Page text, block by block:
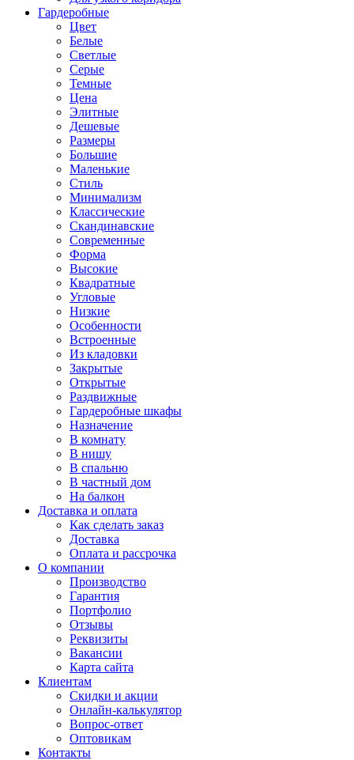
Гардеробные
Цвет
Белые
Светлые
Серые
Темные
Цена
Элитные
Дешевые
Размеры
Большие
Маленькие
Стиль
Минимализм
Классические
Скандинавские
Современные
Форма
Высокие
Квадратные
Угловые
Низкие
Особенности
Встроенные
Из кладовки
Закрытые
Открытые
Раздвижные
Гардеробные шкафы
Назначение
В комнату
В нишу
В спальню
В частный дом
На балкон
Доставка и оплата
Как сделать заказ
Доставка
Оплата и рассрочка
О компании
Производство
Гарантия
Портфолио
Отзывы
Реквизиты
Вакансии
Карта сайта
Клиентам
Скидки и акции
Онлайн-калькулятор
Вопрос-ответ
Оптовикам
Контакты